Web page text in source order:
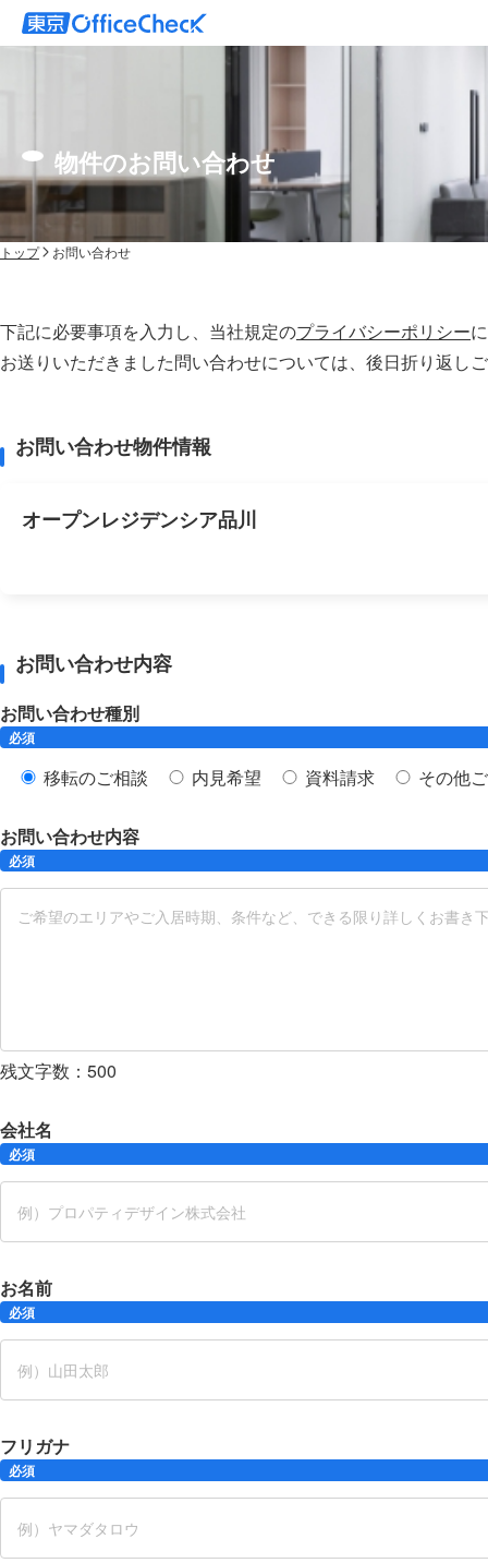
物件のお問い合わせ
トップ お問い合わせ
下記に必要事項を入力し、当社規定のプライバシーポリシー
お送りいただきました問い合わせについては、後⽇折り返し
お問い合わせ物件情報
オープンレジデンシア品川
お問い合わせ内容
お問い合わせ種別
必須
移転のご相談 内見希望 資料請求 その他
お問い合わせ内容
必須
残文字数： 500
会社名
必須
お名前
必須
フリガナ
必須